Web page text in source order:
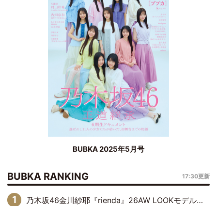
BUBKA 2025年5月号
BUBKA RANKING 17:30更新
乃木坂46金川紗耶『rienda』26AW LOOKモデルに就任